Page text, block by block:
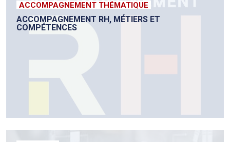
ACCOMPAGNEMENT THÉMATIQUE
ACCOMPAGNEMENT RH, MÉTIERS ET
COMPÉTENCES